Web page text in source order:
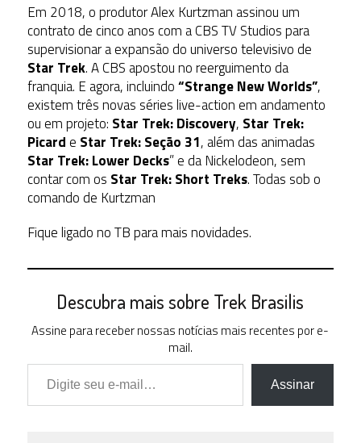
Em 2018, o produtor Alex Kurtzman assinou um
contrato de cinco anos com a CBS TV Studios para
supervisionar a expansão do universo televisivo de
Star Trek. A CBS apostou no reerguimento da
franquia. E agora, incluindo“Strange New Worlds”,
existem três novas séries live-action em andamento
ou em projeto: Star Trek: Discovery, Star Trek:
Picarde Star Trek: Seção 31, além das animadas
Star Trek: Lower Decks” e da Nickelodeon, sem
contar com os Star Trek: Short Treks. Todas sob o
comando de Kurtzman
Fique ligado no TB para mais novidades.
Descubra mais sobre Trek Brasilis
Assine para receber nossas notícias mais recentes por e-
mail.
Digite seu e-mail…
Assinar